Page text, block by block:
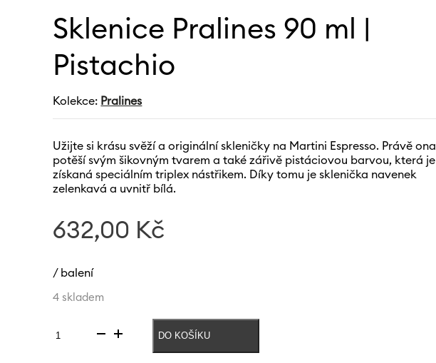
Sklenice Pralines 90 ml |
Pistachio
Kolekce: Pralines
Užijte si krásu svěží a originální skleničky na Martini Espresso. Právě ona
potěší svým šikovným tvarem a také zářivě pistáciovou barvou, která je
získaná speciálním triplex nástřikem. Díky tomu je sklenička navenek
zelenkavá a uvnitř bílá.
632,00 Kč
/ balení
4 skladem
Sklenice
DO KOŠÍKU